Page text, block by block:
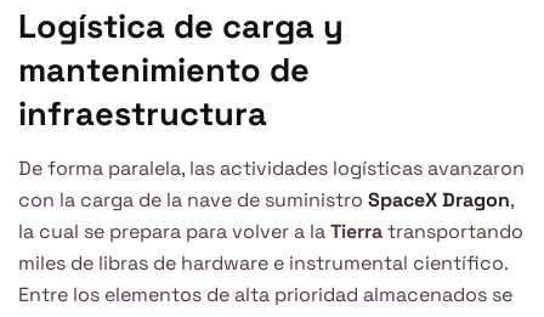
Logística de carga y
mantenimiento de
infraestructura
De forma paralela, las actividades logísticas avanzaron
con la carga de la nave de suministro SpaceX Dragon,
la cual se prepara para volver a laTierratransportando
miles de libras de hardware e instrumental científico.
Entre los elementos de alta prioridad almacenados se